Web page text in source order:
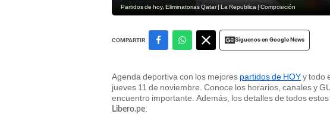
Partidos de hoy, Eliminatorias Qatar | La Republica | Composición
COMPARTIR Siguenos en Google News
Agenda deportiva con los mejores partidos de HOYy todo
jueves 11 de noviembre. Conoce los horarios, canales y
encuentro importante. Además, los detalles de todos
Libero.pe